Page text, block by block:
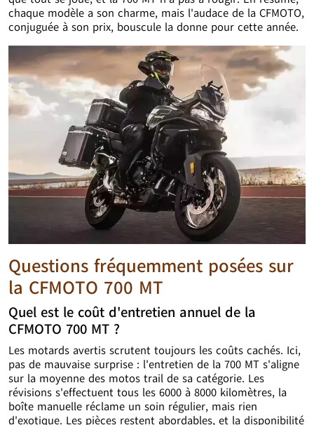
chaque modèle a son charme, mais l'audace de la CFMOTO,
conjuguée à son prix, bouscule la donne pour cette année.
Questions fréquemment posées sur
la CFMOTO 700 MT
Quel est le coût d'entretien annuel de la
CFMOTO 700 MT ?
Les motards avertis scrutent toujours les coûts cachés. Ici,
pas de mauvaise surprise : l'entretien de la 700 MT s'aligne
sur la moyenne des motos trail de sa catégorie. Les
révisions s'effectuent tous les 6000 à 8000 kilomètres, la
boîte manuelle réclame un soin régulier, mais rien
d'exotique. Les pièces restent abordables, et la disponibilité